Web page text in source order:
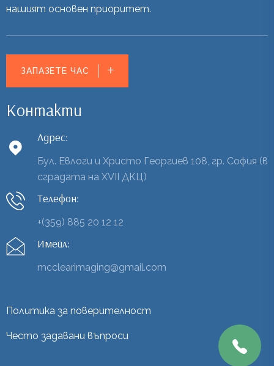
нашият основен приоритет.
ЗАПАЗЕТЕ ЧАС
Контакти
Адрес:
Бул. Евлоги и Христо Георгиев 108, гр. София (в
сградата на XVII ДКЦ)
Телефон:
+(359) 885 20 12 12
Имейл:
mcclearimaging@gmail.com
Политика за поверителност
Често задавани въпроси